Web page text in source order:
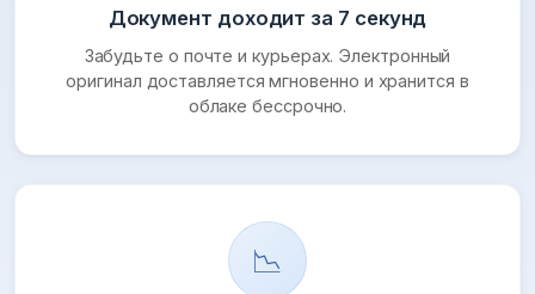
Документ доходит за 7 секунд
Забудьте о почте и курьерах. Электронный
оригинал доставляется мгновенно и хранится в
облаке бессрочно.
📉